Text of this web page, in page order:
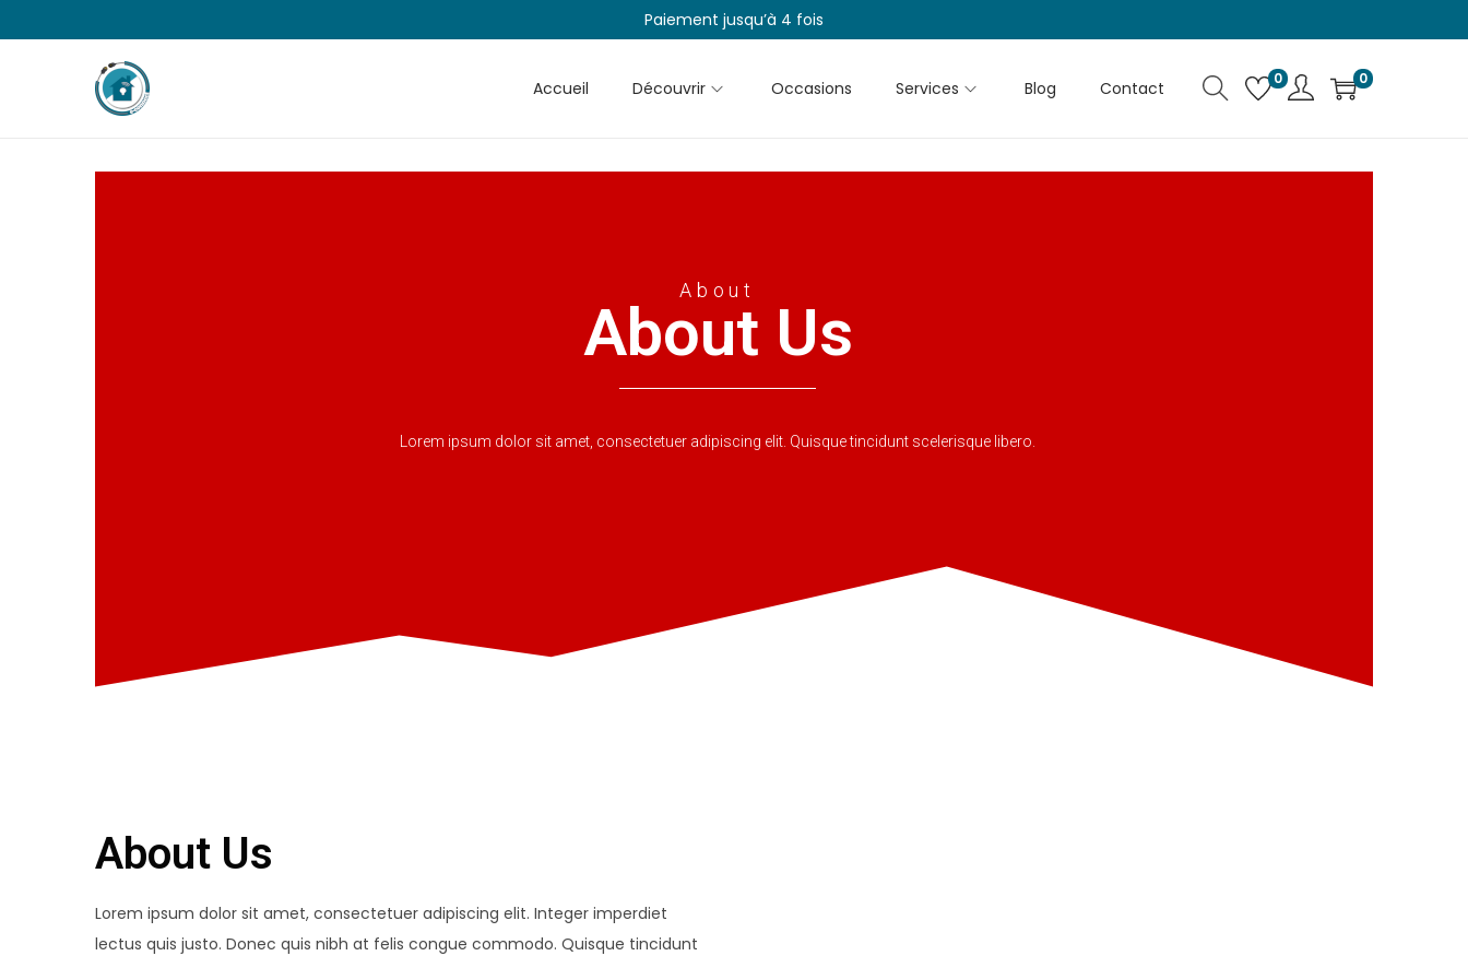
Paiement jusqu’à 4 fois
Accueil Découvrir Occasions Services Blog Contact 0 0
About
About Us
Lorem ipsum dolor sit amet, consectetuer adipiscing elit. Quisque tincidunt scelerisque libero.
About Us
Lorem ipsum dolor sit amet, consectetuer adipiscing elit. Integer imperdiet
lectus quis justo. Donec quis nibh at felis congue commodo. Quisque tincidunt